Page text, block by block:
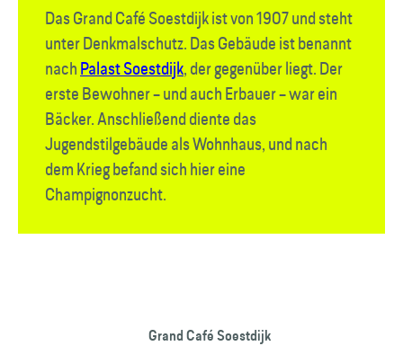
Das Grand Café Soestdijk ist von 1907 und steht
unter Denkmalschutz. Das Gebäude ist benannt
nachPalast Soestdijk, der gegenüber liegt. Der
erste Bewohner – und auch Erbauer – war ein
Bäcker. Anschließend diente das
Jugendstilgebäude als Wohnhaus, und nach
dem Krieg befand sich hier eine
Champignonzucht.
Grand Café Soestdijk